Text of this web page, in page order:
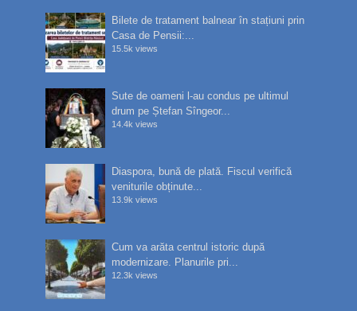
Bilete de tratament balnear în stațiuni prin
Casa de Pensii:...
15.5k views
Sute de oameni l-au condus pe ultimul
drum pe Ștefan Sîngeor...
14.4k views
Diaspora, bună de plată. Fiscul verifică
veniturile obținute...
13.9k views
Cum va arăta centrul istoric după
modernizare. Planurile pri...
12.3k views